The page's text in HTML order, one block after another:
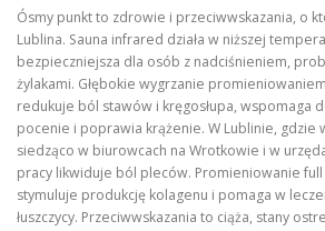
Ósmy punkt to zdrowie i przeciwwskazania, o
Lublina. Sauna infrared działa w niższej
bezpieczniejsza dla osób z nadciśnieniem,
żylakami. Głębokie wygrzanie
redukuje ból stawów i kręgosłupa, wspomaga
pocenie i poprawia krążenie. W Lublinie, gdzie
siedząco w biurowcach na Wrotkowie i w
pracy likwiduje ból pleców. Promieniowanie
stymuluje produkcję kolagenu i pomaga w
łuszczycy. Przeciwwskazania to ciąża, stany